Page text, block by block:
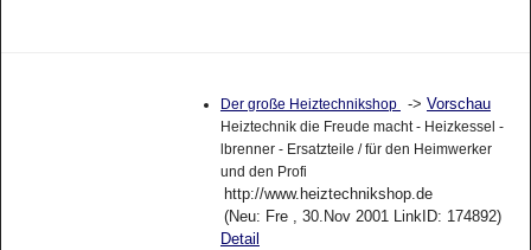
Der große Heiztechnikshop -> Vorschau
Heiztechnik die Freude macht - Heizkessel -
lbrenner - Ersatzteile / für den Heimwerker
und den Profi
http://www.heiztechnikshop.de
(Neu: Fre , 30.Nov 2001 LinkID: 174892)
Detail